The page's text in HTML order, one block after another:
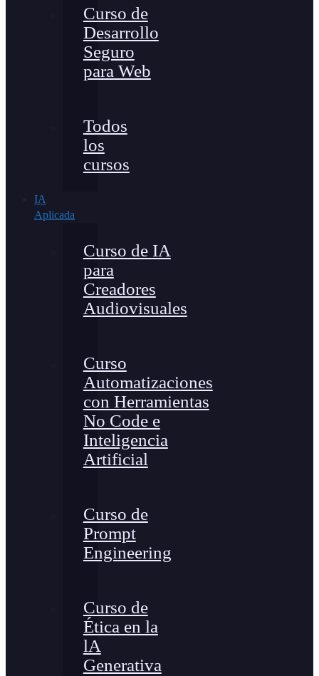
Curso de
Desarrollo
Seguro
para Web
Todos
los
cursos
IA
Aplicada
Curso de IA
para
Creadores
Audiovisuales
Curso
Automatizaciones
con Herramientas
No Code e
Inteligencia
Artificial
Curso de
Prompt
Engineering
Curso de
Ética en la
lA
Generativa